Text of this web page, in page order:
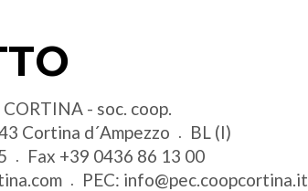
- soc. coop.
Cortina d´Ampezzo
BL (I)
Fax +39 0436 86 13 00
PEC: info@pec.coopcortina.it